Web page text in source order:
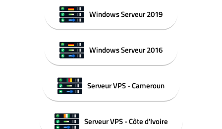
Windows Serveur 2019
Windows Serveur 2016
Serveur VPS - Cameroun
Serveur VPS - Côte d'Ivoire